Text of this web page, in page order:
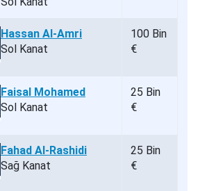
Hassan Al-Amri
Sol Kanat
100 Bin
€
Faisal Mohamed
Sol Kanat
25 Bin
€
Fahad Al-Rashidi
Sağ Kanat
25 Bin
€